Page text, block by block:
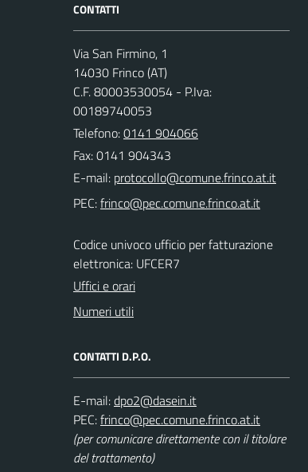
CONTATTI
Via San Firmino, 1
14030 Frinco (AT)
C.F. 80003530054 - P.Iva:
00189740053
Telefono:0141 904066
Fax: 0141 904343
E-mail:
PEC:
Codice univoco ufficio per fatturazione
elettronica: UFCER7
Uffici e orari
Numeri utili
CONTATTI D.P.O.
E-mail:
PEC:
(per comunicare direttamente con il titolare
del trattamento)